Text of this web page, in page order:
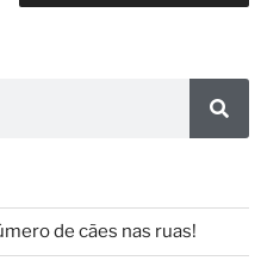
de cães nas ruas!